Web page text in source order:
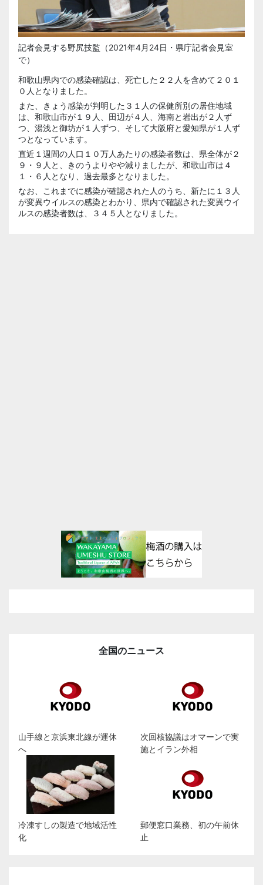
記者会見する野尻技監（2021年4月24日・県庁記者会見室
で）
和歌山県内での感染確認は、死亡した２２人を含めて２０１
０人となりました。
また、きょう感染が判明した３１人の保健所別の居住地域
は、和歌山市が１９人、田辺が４人、海南と岩出が２人ず
つ、湯浅と御坊が１人ずつ、そして大阪府と愛知県が１人ず
つとなっています。
直近１週間の人口１０万人あたりの感染者数は、県全体が２
９・９人と、きのうよりやや減りましたが、和歌山市は４
１・６人となり、過去最多となりました。
なお、これまでに感染が確認された人のうち、新たに１３人
が変異ウイルスの感染とわかり、県内で確認された変異ウイ
ルスの感染者数は、３４５人となりました。
全国のニュース
山手線と京浜東北線が運休
へ
次回核協議はオマーンで実
施とイラン外相
冷凍すしの製造で地域活性
化
郵便窓口業務、初の午前休
止